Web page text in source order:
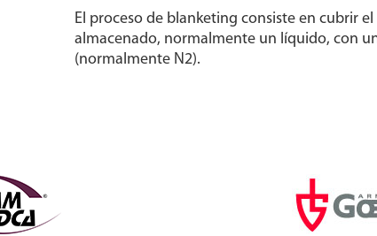
El proceso de blanketing consiste en cubrir
almacenado, normalmente un líquido, con
(normalmente N2).